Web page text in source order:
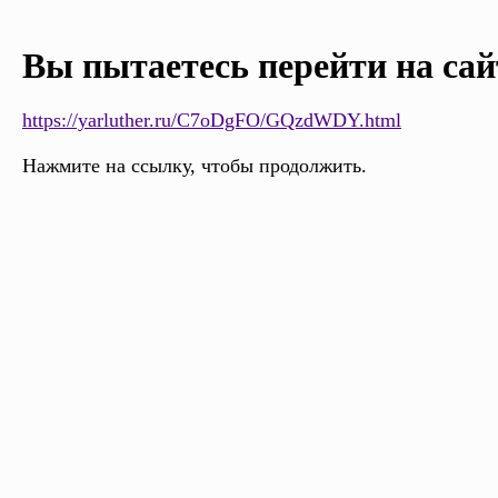
Вы пытаетесь перейти на
https://yarluther.ru/C7oDgFO/GQzdWDY.html
Нажмите на ссылку, чтобы продолжить.